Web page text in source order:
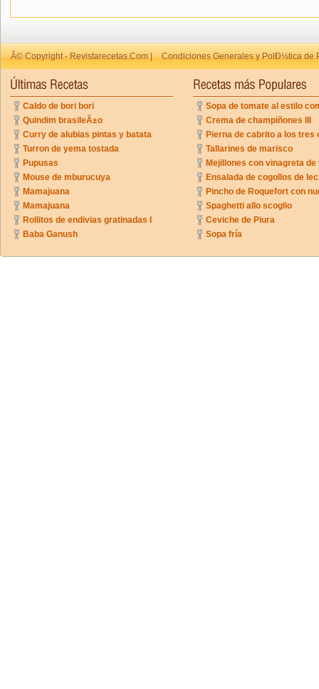
Â© Copyright - Revistarecetas.Com | Condiciones Generales y PolÐ½tica de
Caldo de bori bori
Quindim brasileÃ±o
Curry de alubias pintas y batata
Turron de yema tostada
Pupusas
Mouse de mburucuya
Mamajuana
Mamajuana
Rollitos de endivias gratinadas I
Baba Ganush
Sopa de tomate al estilo
Crema de champiñones III
Pierna de cabrito a los tres
Tallarines de marisco
Mejillones con vinagreta
Ensalada de cogollos de
Pincho de Roquefort con
Spaghetti allo scoglio
Ceviche de Piura
Sopa fría